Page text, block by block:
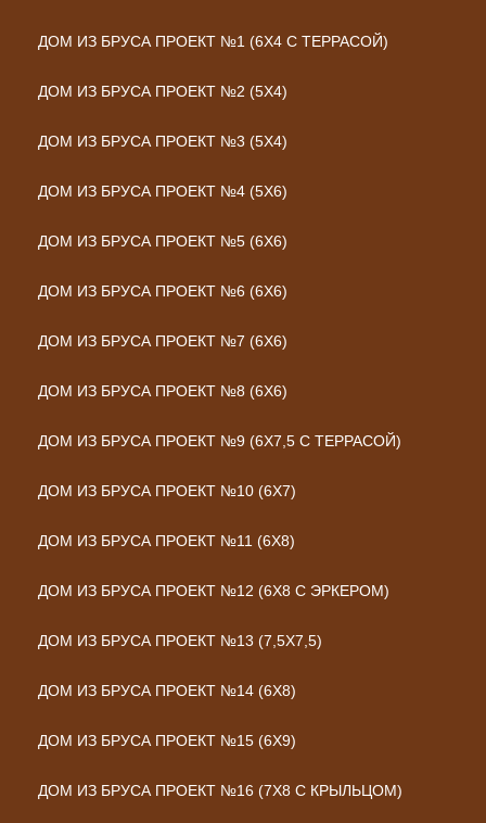
ДОМ ИЗ БРУСА ПРОЕКТ №1 (6Х4 С ТЕРРАСОЙ)
ДОМ ИЗ БРУСА ПРОЕКТ №2 (5Х4)
ДОМ ИЗ БРУСА ПРОЕКТ №3 (5Х4)
ДОМ ИЗ БРУСА ПРОЕКТ №4 (5Х6)
ДОМ ИЗ БРУСА ПРОЕКТ №5 (6Х6)
ДОМ ИЗ БРУСА ПРОЕКТ №6 (6Х6)
ДОМ ИЗ БРУСА ПРОЕКТ №7 (6Х6)
ДОМ ИЗ БРУСА ПРОЕКТ №8 (6Х6)
ДОМ ИЗ БРУСА ПРОЕКТ №9 (6Х7,5 С ТЕРРАСОЙ)
ДОМ ИЗ БРУСА ПРОЕКТ №10 (6Х7)
ДОМ ИЗ БРУСА ПРОЕКТ №11 (6Х8)
ДОМ ИЗ БРУСА ПРОЕКТ №12 (6Х8 С ЭРКЕРОМ)
ДОМ ИЗ БРУСА ПРОЕКТ №13 (7,5Х7,5)
ДОМ ИЗ БРУСА ПРОЕКТ №14 (6Х8)
ДОМ ИЗ БРУСА ПРОЕКТ №15 (6Х9)
ДОМ ИЗ БРУСА ПРОЕКТ №16 (7Х8 С КРЫЛЬЦОМ)